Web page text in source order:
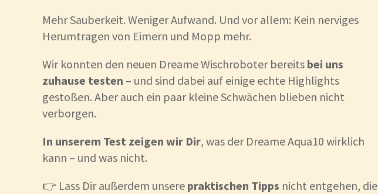
Mehr Sauberkeit. Weniger Aufwand. Und vor allem: Kein nerviges
Herumtragen von Eimern und Mopp mehr.
Wir konnten den neuen Dreame Wischroboter bereits bei uns
zuhause testen – und sind dabei auf einige echte Highlights
gestoßen. Aber auch ein paar kleine Schwächen blieben nicht
verborgen.
In unserem Test zeigen wir Dir, was der Dreame Aqua10 wirklich
kann – und was nicht.
👉 Lass Dir außerdem unsere praktischen Tipps nicht entgehen, die